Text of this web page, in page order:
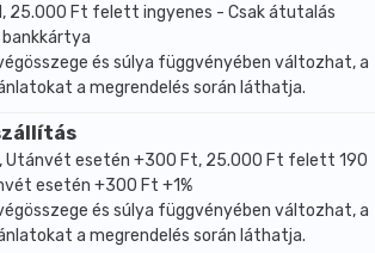
25.000 Ft felett ingyenes - Csak átutalás
és súlya függvényében változhat, a
a megrendelés során láthatja.
Utánvét esetén +300 Ft, 25.000 Ft felett 190
esetén +300 Ft +1%
és súlya függvényében változhat, a
a megrendelés során láthatja.